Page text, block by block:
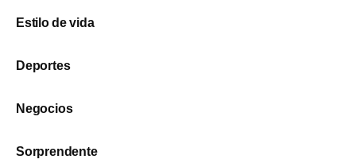
Estilo de vida
Deportes
Negocios
Sorprendente